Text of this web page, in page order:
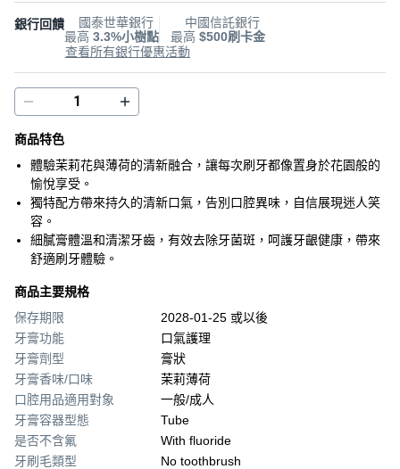
銀行回饋
國泰世華銀行
最高 3.3%小樹點
中國信託銀行
最高 $500刷卡金
查看所有銀行優惠活動
商品特色
體驗茉莉花與薄荷的清新融合，讓每次刷牙都像置身於花園般的
愉悅享受。
獨特配方帶來持久的清新口氣，告別口腔異味，自信展現迷人笑
容。
細膩膏體溫和清潔牙齒，有效去除牙菌斑，呵護牙齦健康，帶來
舒適刷牙體驗。
商品主要規格
保存期限
2028-01-25 或以後
牙膏功能
口氣護理
牙膏劑型
膏狀
牙膏香味/口味
茉莉薄荷
口腔用品適用對象
一般/成人
牙膏容器型態
Tube
是否不含氟
With fluoride
牙刷毛類型
No toothbrush